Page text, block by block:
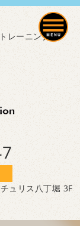
レーニング！
ュリス八丁堀 3F